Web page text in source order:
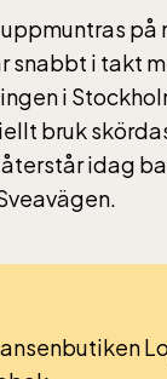
på
snabbt i takt
i
bruk skördas
idag
för exakta